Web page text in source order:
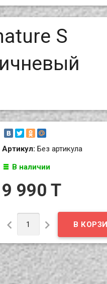
S
Артикул: Без артикула
В наличии
9 990 T
 